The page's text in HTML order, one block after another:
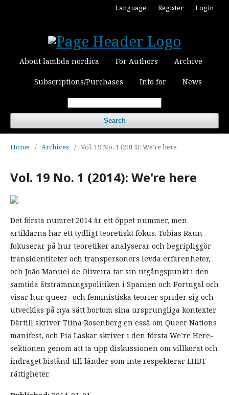
About lambda nordica For Authors Archive
Subscriptions/Purchases Info for News
Search
Language Register Login
Home / Archives / Vol. 19 No. 1 (2014): We're here
Vol. 19 No. 1 (2014): We're here
Det första numret 2014 är ett öppet nummer, men
artiklarna har ett tydligt teoretiskt fokus. Tobias Raun
fokuserar på hur teoretiker analyserar och begripliggör
transidentiteter och transpersoners levda erfarenheter,
och João Manuel de Oliveira tar sin utgångspunkt i den
samtida åtstramningspolitiken i Spanien och Portugal och
visar hur queer- och feministiska teorier sprider sig och
utvecklas på nya sätt bortom sina ursprungliga kontexter.
Därtill skriver Tiina Rosenberg en essä om Queer Nations
manifest, och Pia Laskar skriver i den första We’re Here-
sektionen genom att ta upp diskussionen om villkorat och
indraget bistånd till länder som inte respekterar LHBT-
rättigheter.